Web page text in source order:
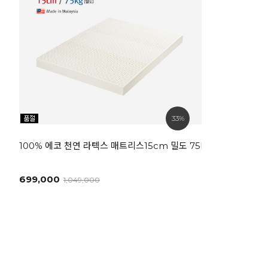
33%
100% 에코 천연 라텍스 매트리스15cm 밀도 75kg [SS]
699,000 1,049,000